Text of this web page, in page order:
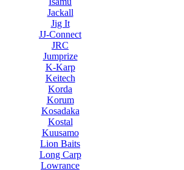
Jackall
Jig It
JJ-Connect
JRC
Jumprize
K-Karp
Keitech
Korda
Korum
Kosadaka
Kostal
Kuusamo
Lion Baits
Long Carp
Lowrance